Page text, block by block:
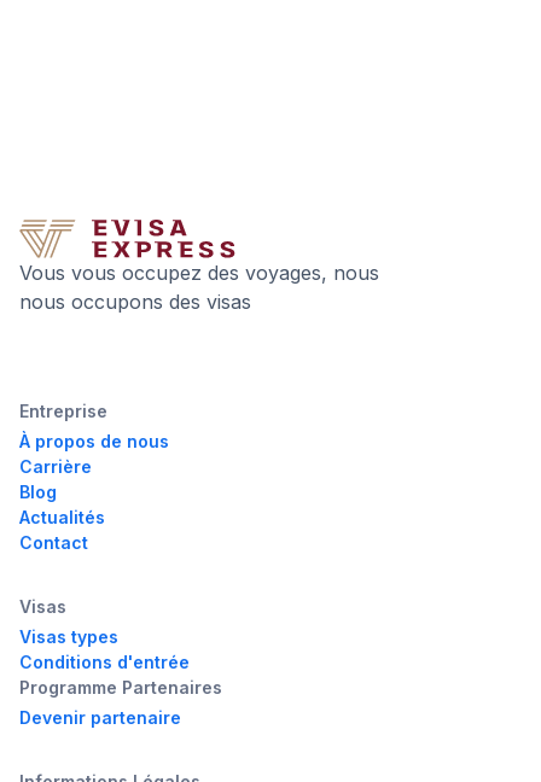
Vous vous occupez des voyages, nous
nous occupons des visas
Entreprise
À propos de nous
Carrière
Blog
Actualités
Contact
Visas
Visas types
Conditions d'entrée
Programme Partenaires
Devenir partenaire